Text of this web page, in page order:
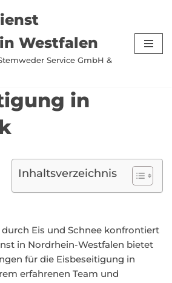
Westfalen
Service GmbH &
in
Inhaltsverzeichnis
Eis und Schnee konfrontiert
in Nordrhein-Westfalen bietet
für die Eisbeseitigung in
erfahrenen Team und